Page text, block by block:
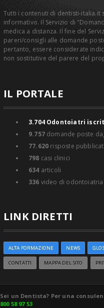
Tutti i contenuti di dentisti-italia.it
informativo. Il Servizio di
medica a distanza. Il fine del
pareri/consigli alle domande
pertanto, essere considerate
non sostitutive del parere del
IL PORTALE
3.704Odontoiatri
9.757domande poste
77.620 risposte
798 casi clinici
634 articoli
336 video di odontoiatria
LINK DIRETTI
ALTA FORMAZIONE NEWS
CONTATTI MAPPA DEL SITO
Sei un Dentista? Per una
800 58 97 53